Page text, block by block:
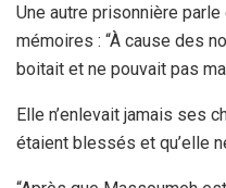
Une autre prisonnière
mémoires : “À cause des
boitait et ne pouvait pas
Elle n’enlevait jamais ses
étaient blessés et qu’elle